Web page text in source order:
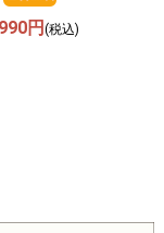
円 (税込)